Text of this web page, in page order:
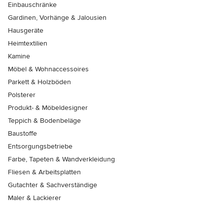
Einbauschränke
Gardinen, Vorhänge & Jalousien
Hausgeräte
Heimtextilien
Kamine
Möbel & Wohnaccessoires
Parkett & Holzböden
Polsterer
Produkt- & Möbeldesigner
Teppich & Bodenbeläge
Baustoffe
Entsorgungsbetriebe
Farbe, Tapeten & Wandverkleidung
Fliesen & Arbeitsplatten
Gutachter & Sachverständige
Maler & Lackierer